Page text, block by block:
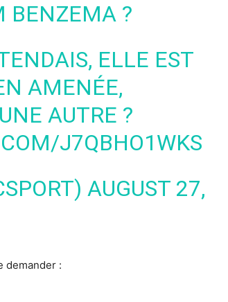
BENZEMA ?
ELLE EST
AMENÉE,
AUTRE ?
J7QBHO1WKS
AUGUST 27,
demander :